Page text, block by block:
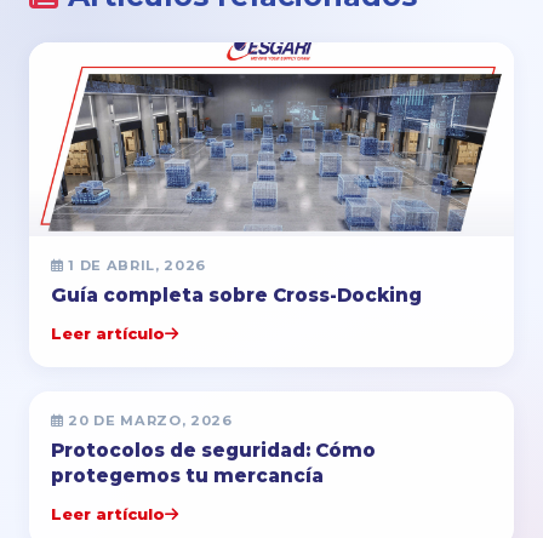
1 DE ABRIL, 2026
Guía completa sobre Cross-Docking
Leer artículo
20 DE MARZO, 2026
Protocolos de seguridad: Cómo
protegemos tu mercancía
Leer artículo